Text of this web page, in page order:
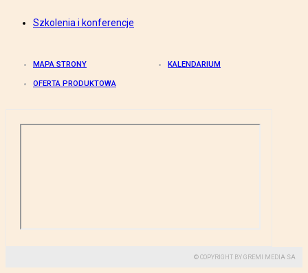
Szkolenia i konferencje
MAPA STRONY KALENDARIUM
OFERTA PRODUKTOWA
© COPYRIGHT BY GREMI MEDIA SA